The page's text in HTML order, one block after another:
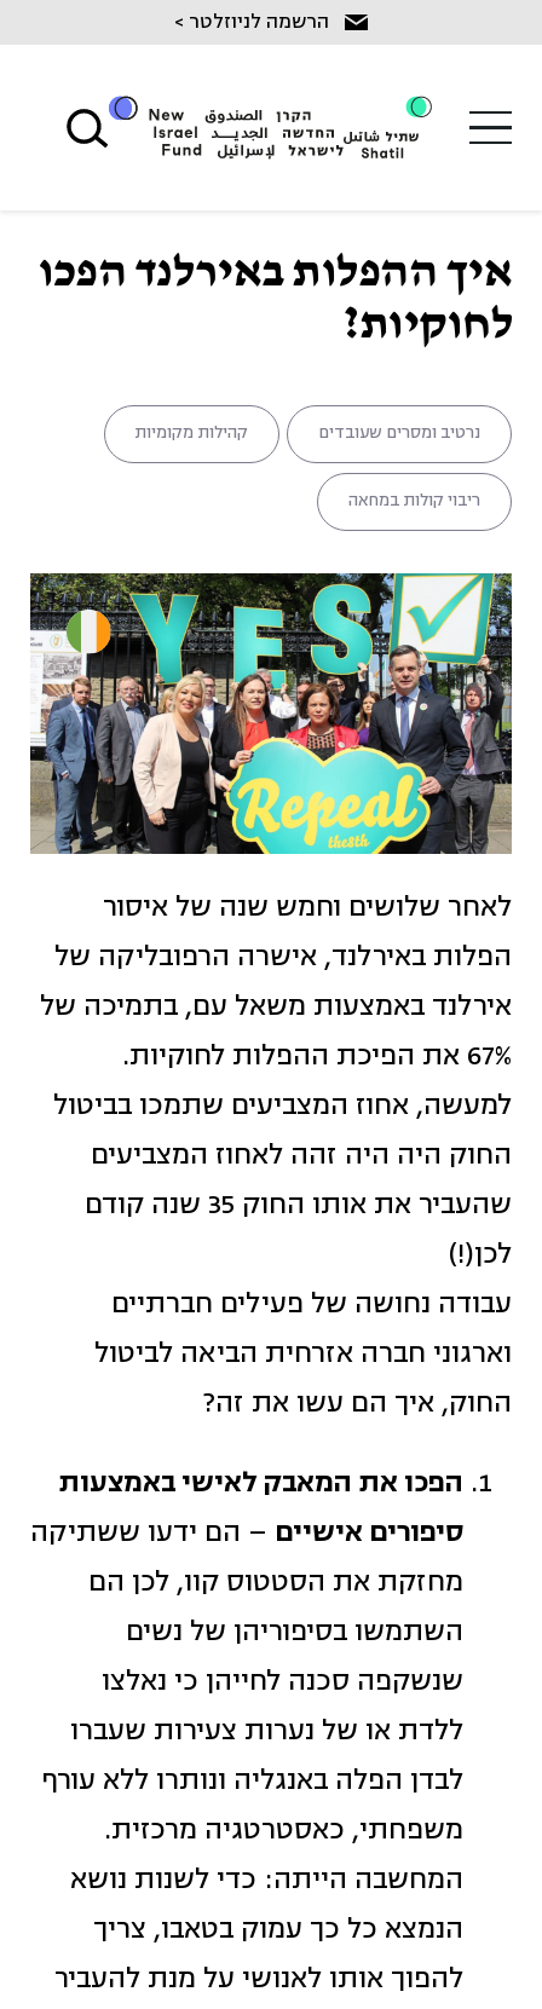
content
הרשמה לניוזלטר >
איך ההפלות באירלנד הפכו
לחוקיות?
נרטיב ומסרים שעובדים קהילות מקומיות
ריבוי קולות במחאה
לאחר שלושים וחמש שנה של איסור
הפלות באירלנד, אישרה הרפובליקה של
אירלנד באמצעות משאל עם, בתמיכה של
67% את הפיכת ההפלות לחוקיות.
למעשה, אחוז המצביעים שתמכו בביטול
החוק היה היה זהה לאחוז המצביעים
שהעביר את אותו החוק 35 שנה קודם
לכן(!)
עבודה נחושה של פעילים חברתיים
וארגוני חברה אזרחית הביאה לביטול
החוק, איך הם עשו את זה?
הפכו את המאבק לאישי באמצעות
סיפורים אישיים – הם ידעו ששתיקה
מחזקת את הסטטוס קוו, לכן הם
השתמשו בסיפוריהן של נשים
שנשקפה סכנה לחייהן כי נאלצו
ללדת או של נערות צעירות שעברו
לבדן הפלה באנגליה ונותרו ללא עורף
משפחתי, כאסטרטגיה מרכזית.
המחשבה הייתה: כדי לשנות נושא
הנמצא כל כך עמוק בטאבו, צריך
להפוך אותו לאנושי על מנת להעביר